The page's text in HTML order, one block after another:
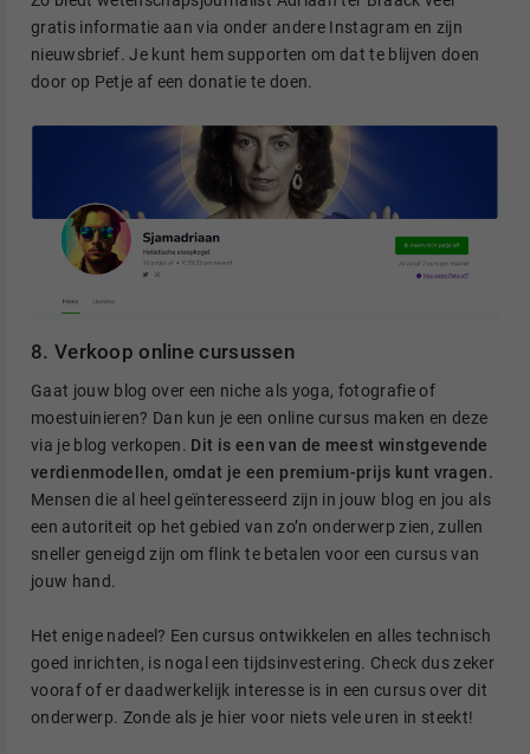
gratis informatie aan via onder andere Instagram en zijn
nieuwsbrief. Je kunt hem supporten om dat te blijven doen
door op Petje af een donatie te doen.
8. Verkoop online cursussen
Gaat jouw blog over een niche als yoga, fotografie of
moestuinieren? Dan kun je een online cursus maken en deze
via je blog verkopen. Dit is een van de meest winstgevende
verdienmodellen, omdat je een premium-prijs kunt vragen.
Mensen die al heel geïnteresseerd zijn in jouw blog en jou als
een autoriteit op het gebied van zo’n onderwerp zien, zullen
sneller geneigd zijn om flink te betalen voor een cursus van
jouw hand.
Het enige nadeel? Een cursus ontwikkelen en alles technisch
goed inrichten, is nogal een tijdsinvestering. Check dus zeker
vooraf of er daadwerkelijk interesse is in een cursus over dit
onderwerp. Zonde als je hier voor niets vele uren in steekt!